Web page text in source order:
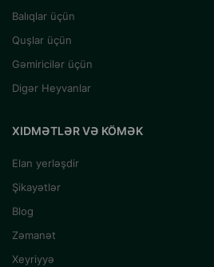
Balıqlar üçün
Quşlar üçün
Gəmiricilər üçün
Digər Heyvanlar
XIDMƏTLƏR VƏ KÖMƏK
Elan yerləşdir
Şikayətlər
Blog
Zəmanət
Xeyriyyə